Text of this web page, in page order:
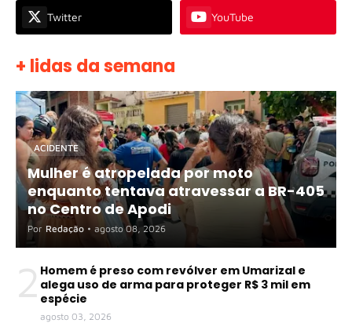
Twitter YouTube
+ lidas da semana
ACIDENTE
Mulher é atropelada por moto
enquanto tentava atravessar a BR-405
no Centro de Apodi
Por Redação • agosto 08, 2026
2 Homem é preso com revólver em Umarizal e
alega uso de arma para proteger R$ 3 mil em
espécie
agosto 03, 2026